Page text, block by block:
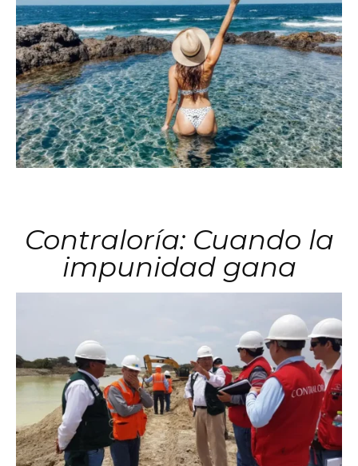
Contraloría: Cuando la
impunidad gana